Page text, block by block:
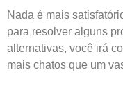
Nada é mais
para resolver alguns
alternativas, você irá
mais chatos que um